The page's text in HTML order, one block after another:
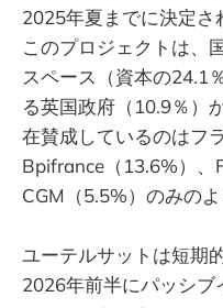
2025年夏までに決定さ
このプロジェクトは、
スペース（資本の24.1
る英国政府（10.9％）
在賛成しているのはフ
Bpifrance（13.6%）、
CGM（5.5%）のみのよ
ユーテルサットは短期
2026年前半にパッシブ